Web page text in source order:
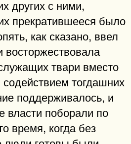
других с ними,
прекратившееся было
как сказано, ввел
восторжествовала
твари вместо
содействием тогдашних
поддерживалось, и
власти поборали по
время, когда без